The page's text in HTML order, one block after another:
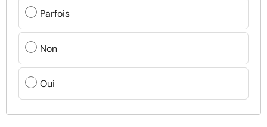
Parfois
Non
Oui